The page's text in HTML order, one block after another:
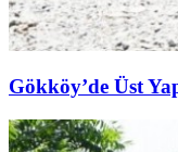
Gökköy’de Üst